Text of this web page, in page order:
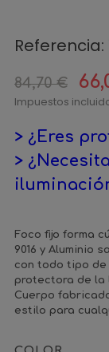
Referencia:
84,70 €
Impuestos
> ¿Eres
>
Foco fijo forma
9016 y Aluminio
con todo tipo de
protectora de la
Cuerpo
estilo para